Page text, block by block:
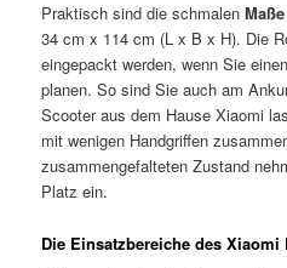
Praktisch sind die schmalen
34 cm x 114 cm (L x B x H). Die
eingepackt werden, wenn Sie
planen. So sind Sie auch am
Scooter aus dem Hause Xiaomi
mit wenigen Handgriffen
zusammengefalteten Zustand
Platz ein.
Die Einsatzbereiche des